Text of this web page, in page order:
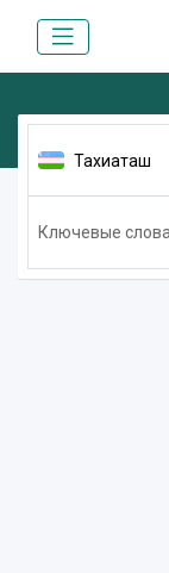
Тахиаташ